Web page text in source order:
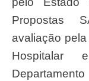
Propostas
avaliação
Hospitalar